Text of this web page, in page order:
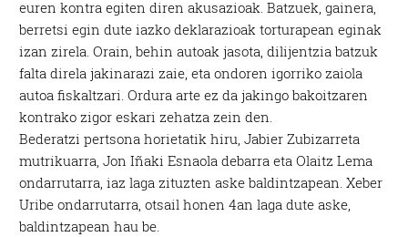
euren kontra egiten diren akusazioak. Batzuek, gainera,
berretsi egin dute iazko deklarazioak torturapean eginak
izan zirela. Orain, behin autoak jasota, dilijentzia batzuk
falta direla jakinarazi zaie, eta ondoren igorriko zaiola
autoa fiskaltzari. Ordura arte ez da jakingo bakoitzaren
kontrako zigor eskari zehatza zein den.
Bederatzi pertsona horietatik hiru, Jabier Zubizarreta
mutrikuarra, Jon Iñaki Esnaola debarra eta Olaitz Lema
ondarrutarra, iaz laga zituzten aske baldintzapean. Xeber
Uribe ondarrutarra, otsail honen 4an laga dute aske,
baldintzapean hau be.